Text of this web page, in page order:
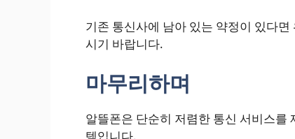
기존 통신사에 남아 있는 약정이 있다
시기 바랍니다.
마무리하며
알뜰폰은 단순히 저렴한 통신 서비스를
템입니다.